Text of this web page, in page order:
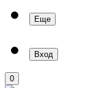
Еще
Вход
0